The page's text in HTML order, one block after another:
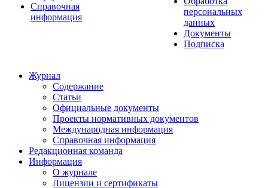
Справочная
информация
персональных
данных
Документы
Подписка
Журнал
Содержание
Статьи
Официальные документы
Проекты нормативных документов
Международная информация
Справочная информация
Редакционная команда
Информация
О журнале
Лицензии и сертификаты